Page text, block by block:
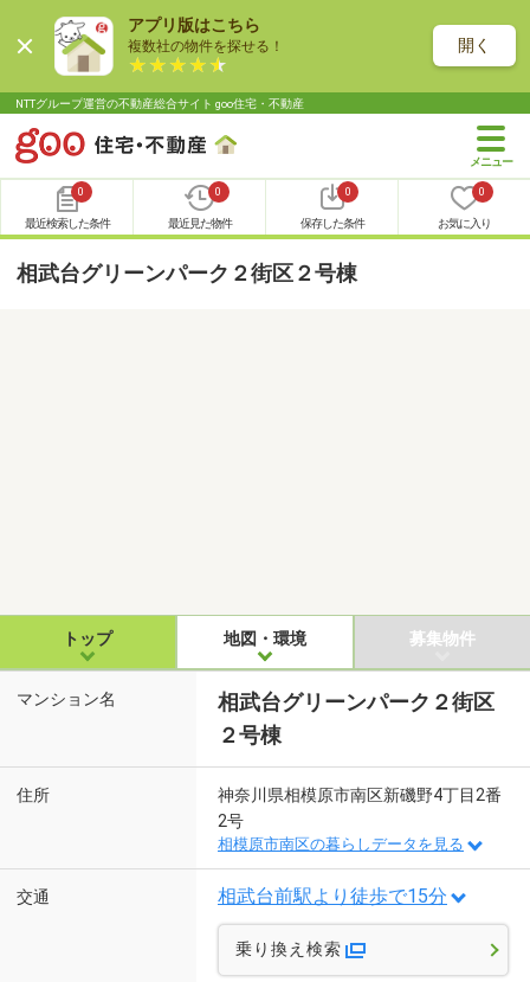
アプリ版はこちら
複数社の物件を探せる！ 開く
NTTグループ運営の不動産総合サイト goo住宅・不動産
0
最近検索した条件
0
最近見た物件
0
保存した条件
0
お気に入り
相武台グリーンパーク２街区２号棟
トップ 地図・環境 募集物件
マンション名
相武台グリーンパーク２街区
２号棟
住所
神奈川県相模原市南区新磯野4丁目2番
2号
相模原市南区の暮らしデータを見る
交通 相武台前駅より徒歩で15分
乗り換え検索